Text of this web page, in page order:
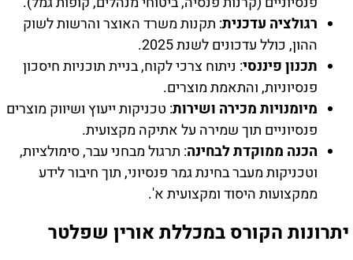
רגולציה עדכנית: תקנות משרד האוצר והרשות לשוק
ההון, כולל עדכונים לשנת 2025.
תכנון פיננסי: ניתוח צרכי לקוח, בניית תוכניות חיסכון
פנסיוניות, והתאמת מוצרים.
מיומנויות מכירה ושירות: טכניקות ייעוץ ושיווק מוצרים
פנסיוניים תוך שמירה על אתיקה מקצועית.
הכנה ממוקדת לבחינה: תרגול מבחני עבר, סימולציות,
וטכניקות מעבר בחינת גמר פנסיוני, תוך חיבור לידע
ממקצועות היסוד ומקצועית א'.
יתרונות הקורס במכללת אורין שפלטר